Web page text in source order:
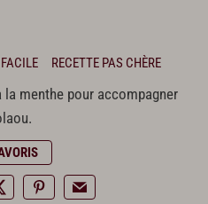
FACILE RECETTE PAS CHÈRE
menthe pour accompagner